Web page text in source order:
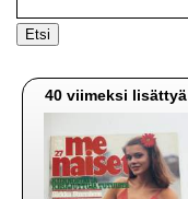
40 viimeksi lisättyä